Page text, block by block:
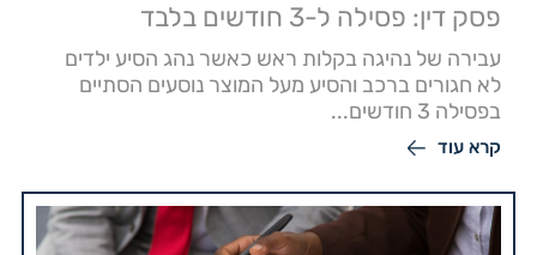
פסק דין: פסילה ל-3 חודשים בלבד
עבירה של נהיגה בקלות ראש כאשר נהג הסיע ילדים
לא חגורים ברכב והסיע מעל המוצר נוסעים הסתיים
בפסילה 3 חודשים...
קרא עוד